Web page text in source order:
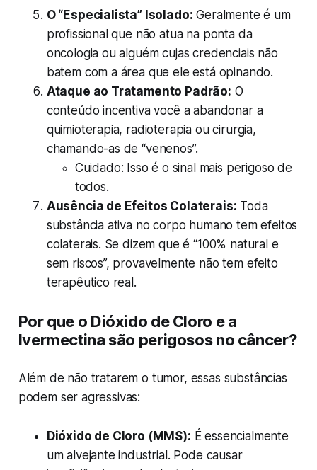
O “Especialista” Isolado: Geralmente é um
profissional que não atua na ponta da
oncologia ou alguém cujas credenciais não
batem com a área que ele está opinando.
Ataque ao Tratamento Padrão: O
conteúdo incentiva você a abandonar a
quimioterapia, radioterapia ou cirurgia,
chamando-as de “venenos”.
Cuidado: Isso é o sinal mais perigoso de
todos.
Ausência de Efeitos Colaterais: Toda
substância ativa no corpo humano tem efeitos
colaterais. Se dizem que é “100% natural e
sem riscos”, provavelmente não tem efeito
terapêutico real.
Por que o Dióxido de Cloro e a
Ivermectina são perigosos no câncer?
Além de não tratarem o tumor, essas substâncias
podem ser agressivas:
Dióxido de Cloro (MMS): É essencialmente
um alvejante industrial. Pode causar